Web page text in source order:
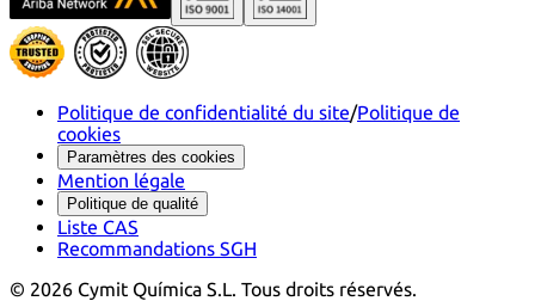
Politique de confidentialité du site/Politique de
cookies
Paramètres des cookies
Mention légale
Politique de qualité
Liste CAS
Recommandations SGH
© 2026 Cymit Química S.L. Tous droits réservés.